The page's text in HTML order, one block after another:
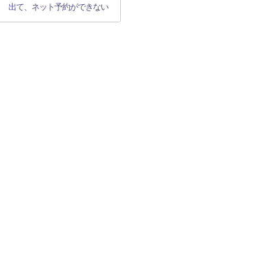
出て、ネット予約ができない